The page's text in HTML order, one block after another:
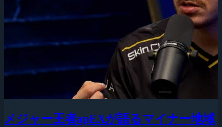
メジャー王者apEXが語るマイナー地域